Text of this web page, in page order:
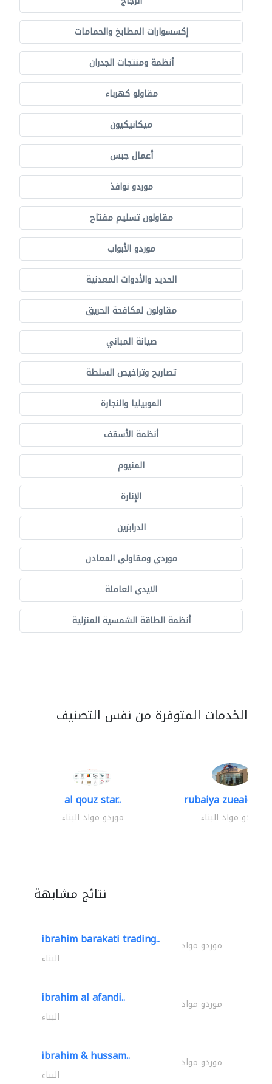
إكسسوارات المطابخ والحمامات
أنظمة ومنتجات الجدران
مقاولو كهرباء
ميكانيكيون
أعمال جبس
موردو نوافذ
مقاولون تسليم مفتاح
موردو الأبواب
الحديد والأدوات المعدنية
مقاولون لمكافحة الحريق
صيانة المباني
تصاريح وتراخيص السلطة
الموبيليا والنجارة
أنظمة الأسقف
المنيوم
الإنارة
الدرابزين
موردي ومقاولي المعادن
الايدي العاملة
أنظمة الطاقة الشمسية المنزلية
الخدمات المتوفرة من نفس التصنيف
al qouz star..
موردو مواد البناء
rubaiya zueaid
موردو مواد البناء
نتائج مشابهة
ibrahim barakati trading.. موردو مواد
البناء
ibrahim al afandi.. موردو مواد
البناء
ibrahim & hussam.. موردو مواد
البناء